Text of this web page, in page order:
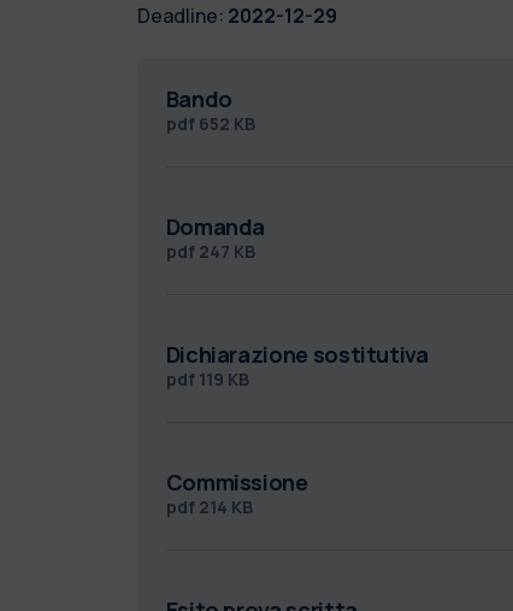
Deadline: 2022-12-29
Bando
pdf 652 KB
Domanda
pdf 247 KB
Dichiarazione sostitutiva
pdf 119 KB
Commissione
pdf 214 KB